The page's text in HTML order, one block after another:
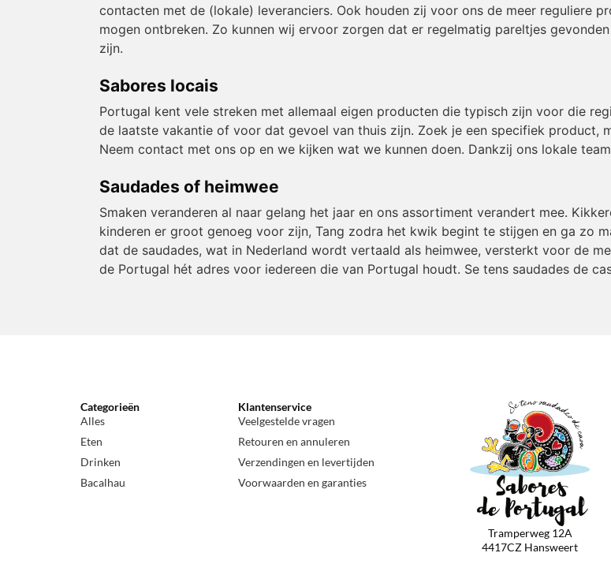
contacten met de (lokale) leveranciers. Ook houden zij voor ons de meer reguliere
mogen ontbreken. Zo kunnen wij ervoor zorgen dat er regelmatig pareltjes
zijn.
Sabores locais
Portugal kent vele streken met allemaal eigen producten die typisch zijn voor die
de laatste vakantie of voor dat gevoel van thuis zijn. Zoek je een specifiek product,
Neem contact met ons op en we kijken wat we kunnen doen. Dankzij ons lokale
Saudades of heimwee
Smaken veranderen al naar gelang het jaar en ons assortiment verandert mee.
kinderen er groot genoeg voor zijn, Tang zodra het kwik begint te stijgen en ga zo
dat de saudades, wat in Nederland wordt vertaald als heimwee, versterkt voor de
de Portugal hét adres voor iedereen die van Portugal houdt. Se tens saudades de
Categorieën
Alles
Eten
Drinken
Bacalhau
Klantenservice
Veelgestelde vragen
Retouren en annuleren
Verzendingen en levertijden
Voorwaarden en garanties
Tramperweg 12A
4417CZ Hansweert